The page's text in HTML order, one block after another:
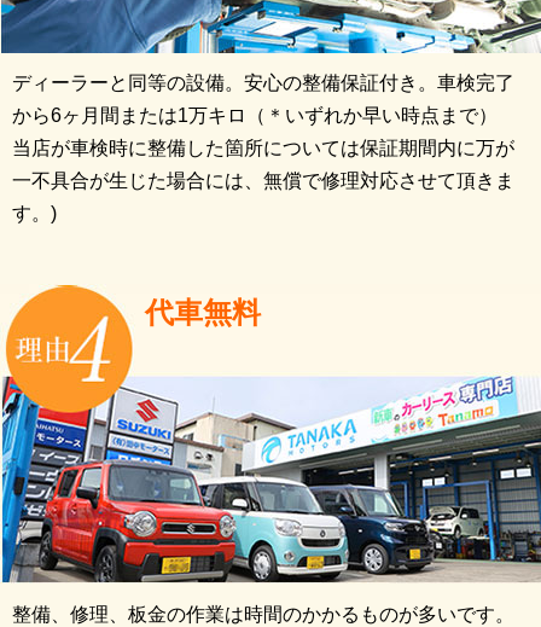
ディーラーと同等の設備。安心の整備保証付き。車検完了
から6ヶ月間または1万キロ（＊いずれか早い時点まで）
当店が車検時に整備した箇所については保証期間内に万が
一不具合が生じた場合には、無償で修理対応させて頂きま
す。)
代車無料
整備、修理、板金の作業は時間のかかるものが多いです。